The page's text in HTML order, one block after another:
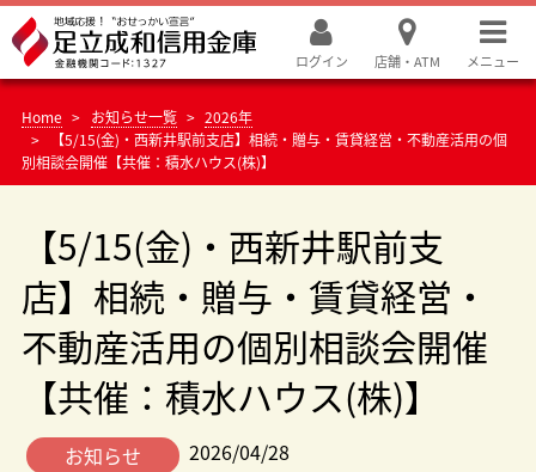
ログイン 店舗・ATM メニュー
Home お知らせ一覧
2026年
【5/15(金)・西新井駅前支店】相続・贈与・賃貸経営・不動産活用の個
別相談会開催【共催：積水ハウス(株)】
【5/15(金)・西新井駅前支
店】相続・贈与・賃貸経営・
不動産活用の個別相談会開催
【共催：積水ハウス(株)】
お知らせ 2026/04/28